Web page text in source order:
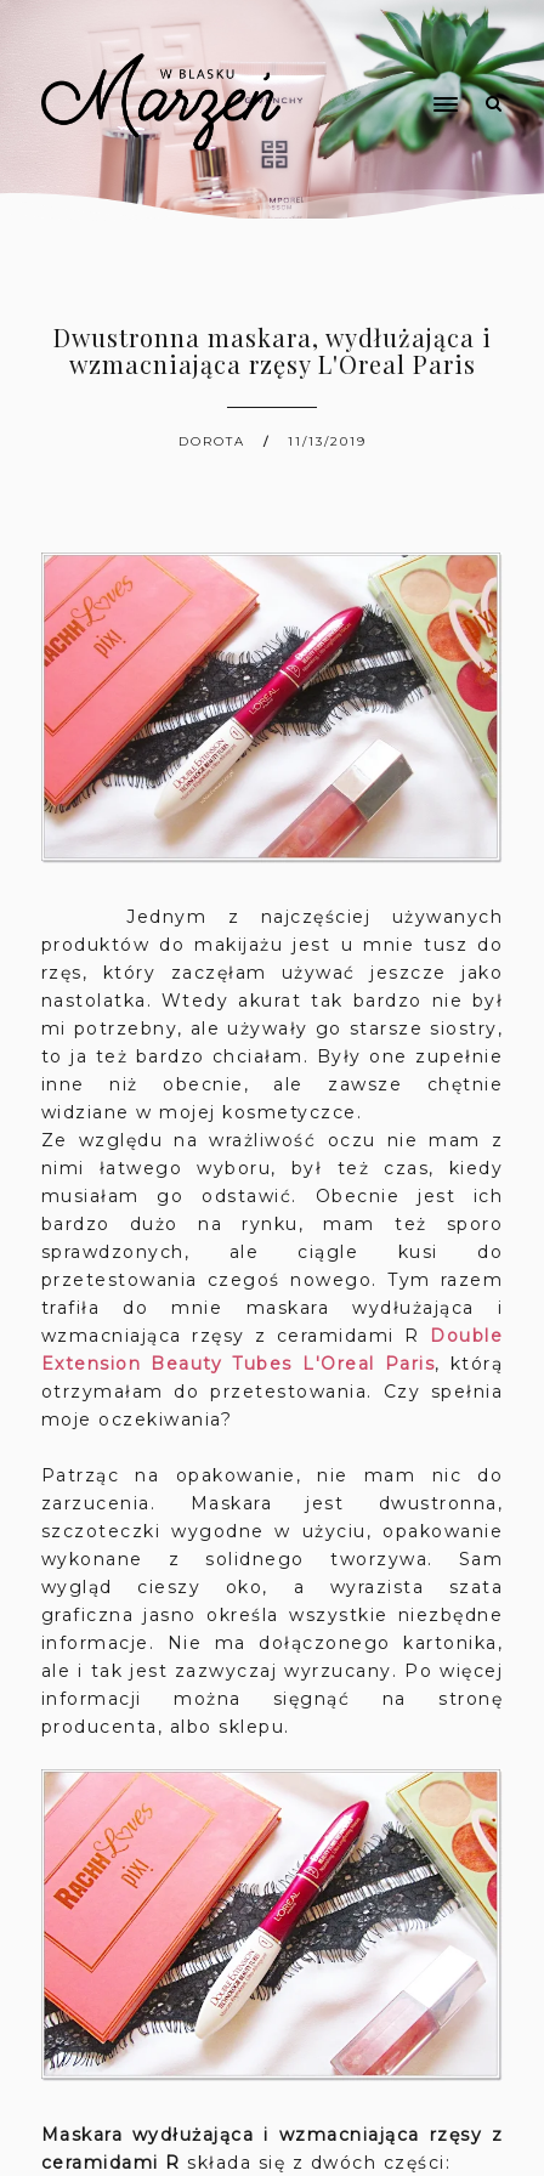
Dwustronna maskara, wydłużająca i
wzmacniająca rzęsy L'Oreal Paris
DOROTA 11/13/2019
Jednym z najczęściej używanych
produktów do makijażu jest u mnie tusz do
rzęs, który zaczęłam używać jeszcze jako
nastolatka. Wtedy akurat tak bardzo nie był
mi potrzebny, ale używały go starsze siostry,
to ja też bardzo chciałam. Były one zupełnie
inne niż obecnie, ale zawsze chętnie
widziane w mojej kosmetyczce.
Ze względu na wrażliwość oczu nie mam z
nimi łatwego wyboru, był też czas, kiedy
musiałam go odstawić. Obecnie jest ich
bardzo dużo na rynku, mam też sporo
sprawdzonych, ale ciągle kusi do
przetestowania czegoś nowego. Tym razem
trafiła do mnie maskara wydłużająca i
wzmacniająca rzęsy z ceramidami R
Double
Extension Beauty Tubes L'Oreal Paris, którą
otrzymałam do przetestowania. Czy spełnia
moje oczekiwania?
Patrząc na opakowanie, nie mam nic do
zarzucenia. Maskara jest dwustronna,
szczoteczki wygodne w użyciu, opakowanie
wykonane z solidnego tworzywa. Sam
wygląd cieszy oko, a wyrazista szata
graficzna jasno określa wszystkie niezbędne
informacje. Nie ma dołączonego kartonika,
ale i tak jest zazwyczaj wyrzucany. Po więcej
informacji można sięgnąć na stronę
producenta, albo sklepu.
Maskara wydłużająca i wzmacniająca rzęsy z
ceramidami R składa się z dwóch części: